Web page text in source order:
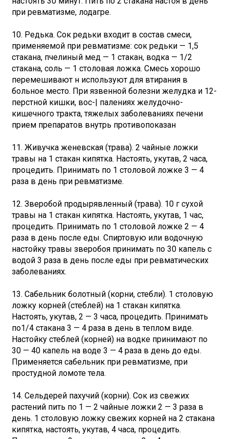
при ревматизме, лодагре.
10. Редька. Сок редьки входит в состав смеси,
применяемой при ревматизме: сок редьки — 1,5
стакана, пчелиный мед — 1 стакан, водка — 1/2
стакана, соль — 1 столовая ложка. Смесь хорошо
перемешивают н используют для втирания в
больное место. При язвенной болезни желудка и 12-
перстной кишки, вос-| палениях желудочно-
кишечного тракта, тяжелых заболеваниях печени
прием препаратов внутрь противопоказан
11. Живучка женевская (трава). 2 чайные ложки
травы на 1 стакан кипятка. Настоять, укутав, 2 часа,
процедить. Принимать по 1 столовой ложке 3 — 4
раза в день при ревматизме.
12. Зверобой продырявленный (трава). 10 г сухой
травы на 1 стакан кипятка. Настоять, укутав, 1 час,
процедить. Принимать по 1 столовой ложке 2 — 4
раза в день после еды. Спиртовую или водочную
настойку травы зверобоя принимать по 30 капель с
водой 3 раза в день после еды при ревматических
заболеваниях.
13. Сабельник болотный (корни, стебли). 1 столовую
ложку корней (стеблей) на 1 стакан кипятка.
Настоять, укутав, 2 — 3 часа, процедить. Принимать
по1/4 стакана 3 — 4 раза в день в теплом виде.
Настойку стеблей (корней) на водке принимают по
30 — 40 капель на воде 3 — 4 раза в день до еды.
Применяется сабельник при ревматизме, при
простудной ломоте тела.
14. Сельдерей пахучий (корни). Сок из свежих
растений пить по 1 — 2 чайные ложки 2 — 3 раза в
день. 1 столовую ложку свежих корней на 2 стакана
кипятка, настоять, укутав, 4 часа, процедить.